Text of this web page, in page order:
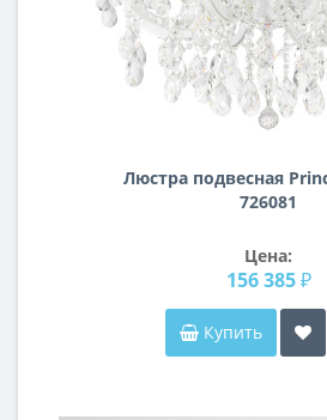
Люстра подвесная
726081
Цена:
156 385 ₽
Купить